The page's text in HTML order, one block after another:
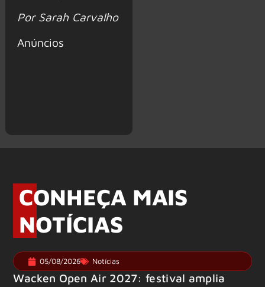
Por Sarah Carvalho
Anúncios
CONHEÇA MAIS
NOTÍCIAS
05/08/2026 Notícias
Wacken Open Air 2027: festival amplia